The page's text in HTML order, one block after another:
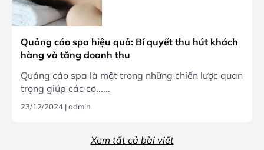
Quảng cáo spa hiệu quả: Bí quyết thu hút khách
hàng và tăng doanh thu
Quảng cáo spa là một trong những chiến lược quan
trọng giúp các cơ......
23/12/2024 |admin
Xem tất cả bài viết